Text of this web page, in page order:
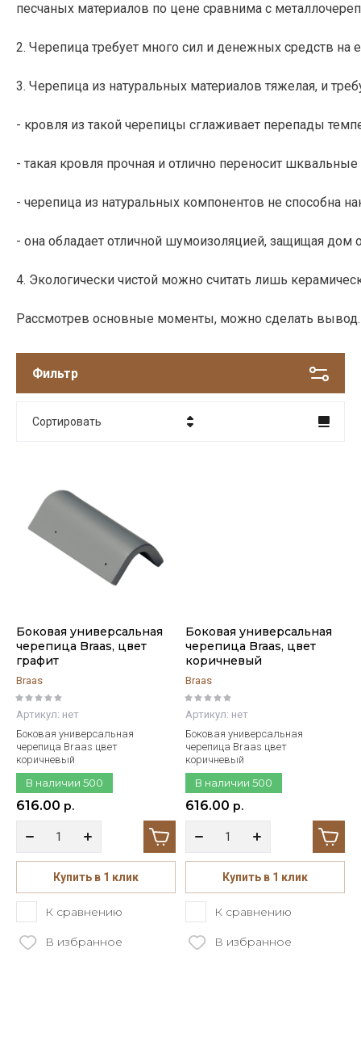
песчаных материалов по цене сравнима с
2. Черепица требует много сил и денежных средств на
3. Черепица из натуральных материалов тяжелая, и
- кровля из такой черепицы сглаживает перепады
- такая кровля прочная и отлично переносит
- черепица из натуральных компонентов не способна
- она обладает отличной шумоизоляцией, защищая
4. Экологически чистой можно считать лишь
Рассмотрев основные моменты, можно сделать вывод.
Фильтр
Сортировать
Название - Я-А
Название - А-Я
Боковая универсальная
черепица Braas, цвет
графит
Braas
Артикул: нет
Боковая универсальная
черепица Braas цвет
коричневый
В наличии 500
616.00 р.
Купить в 1 клик
К сравнению
В избранное
Боковая универсальная
черепица Braas, цвет
коричневый
Braas
Артикул: нет
Боковая универсальная
черепица Braas цвет
коричневый
В наличии 500
616.00 р.
Купить в 1 клик
К сравнению
В избранное